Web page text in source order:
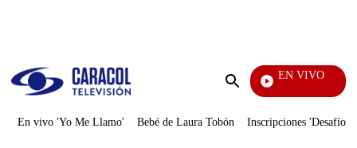
Enviar
EN VIVO
La
En vivo 'Yo Me Llamo' Bebé de Laura Tobón Inscripciones 'Desafío'